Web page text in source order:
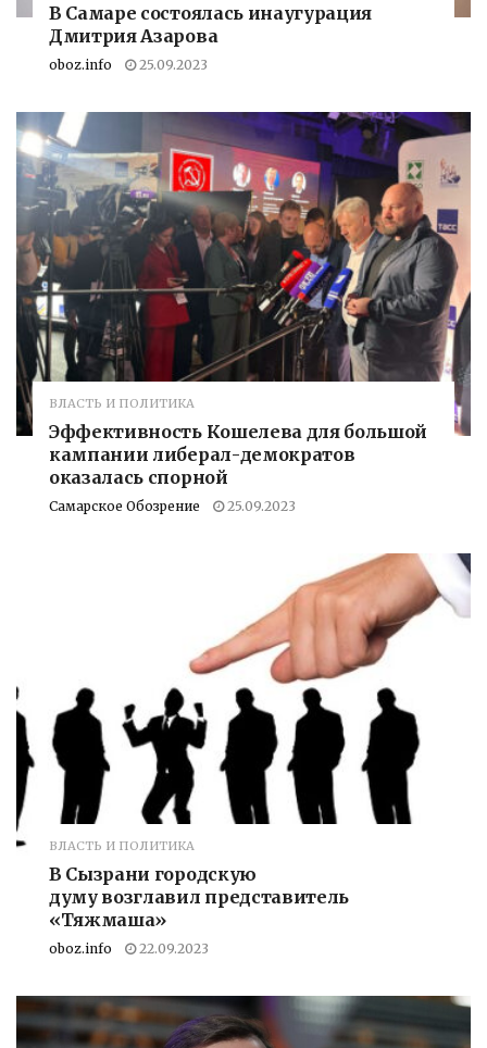
В Самаре состоялась инаугурация
Дмитрия Азарова
oboz.info 25.09.2023
ВЛАСТЬ И ПОЛИТИКА
Эффективность Кошелева для большой
кампании либерал-демократов
оказалась спорной
Самарское Обозрение 25.09.2023
ВЛАСТЬ И ПОЛИТИКА
В Сызрани городскую
думу возглавил представитель
«Тяжмаша»
oboz.info 22.09.2023